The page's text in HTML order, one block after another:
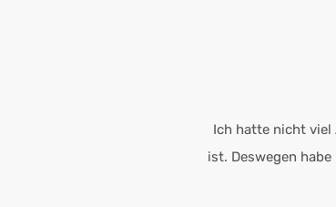
Ich hatte nicht viel
ist. Deswegen